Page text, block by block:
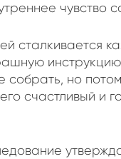
чувство
сталкивается
собрать, но
счастливый и